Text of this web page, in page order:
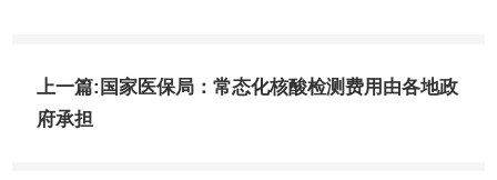
上一篇:国家医保局：常态化核酸检测费用由各地政
府承担